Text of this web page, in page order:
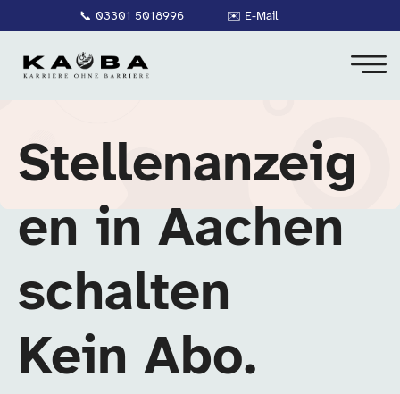
📞 03301 5018996 ✉️ E-Mail
Stellenanzeig
en in Aachen
schalten
Kein Abo.